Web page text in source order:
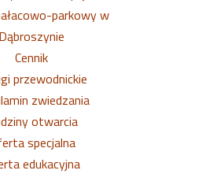
parkowy w
Dąbroszynie
Cennik
przewodnickie
zwiedzania
otwarcia
specjalna
edukacyjna